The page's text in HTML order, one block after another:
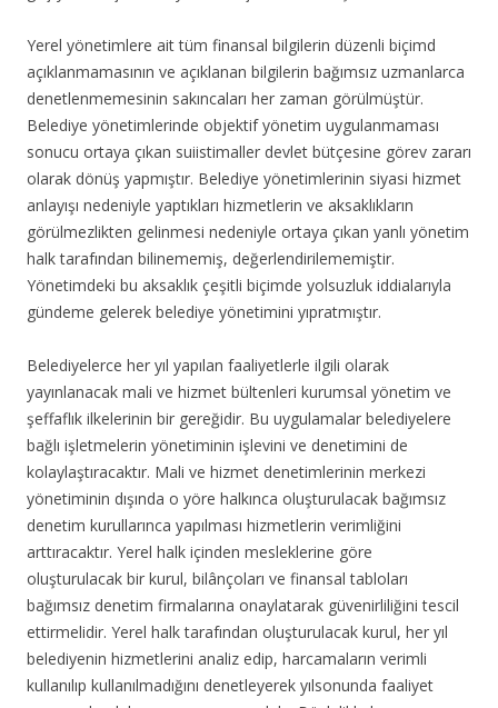
Yerel yönetimlere ait tüm finansal bilgilerin düzenli biçimd
açıklanmamasının ve açıklanan bilgilerin bağımsız uzmanlarca
denetlenmemesinin sakıncaları her zaman görülmüştür.
Belediye yönetimlerinde objektif yönetim uygulanmaması
sonucu ortaya çıkan suiistimaller devlet bütçesine görev zararı
olarak dönüş yapmıştır. Belediye yönetimlerinin siyasi hizmet
anlayışı nedeniyle yaptıkları hizmetlerin ve aksaklıkların
görülmezlikten gelinmesi nedeniyle ortaya çıkan yanlı yönetim
halk tarafından bilinememiş, değerlendirilememiştir.
Yönetimdeki bu aksaklık çeşitli biçimde yolsuzluk iddialarıyla
gündeme gelerek belediye yönetimini yıpratmıştır.
Belediyelerce her yıl yapılan faaliyetlerle ilgili olarak
yayınlanacak mali ve hizmet bültenleri kurumsal yönetim ve
şeffaflık ilkelerinin bir gereğidir. Bu uygulamalar belediyelere
bağlı işletmelerin yönetiminin işlevini ve denetimini de
kolaylaştıracaktır. Mali ve hizmet denetimlerinin merkezi
yönetiminin dışında o yöre halkınca oluşturulacak bağımsız
denetim kurullarınca yapılması hizmetlerin verimliğini
arttıracaktır. Yerel halk içinden mesleklerine göre
oluşturulacak bir kurul, bilânçoları ve finansal tabloları
bağımsız denetim firmalarına onaylatarak güvenirliliğini tescil
ettirmelidir. Yerel halk tarafından oluşturulacak kurul, her yıl
belediyenin hizmetlerini analiz edip, harcamaların verimli
kullanılıp kullanılmadığını denetleyerek yılsonunda faaliyet